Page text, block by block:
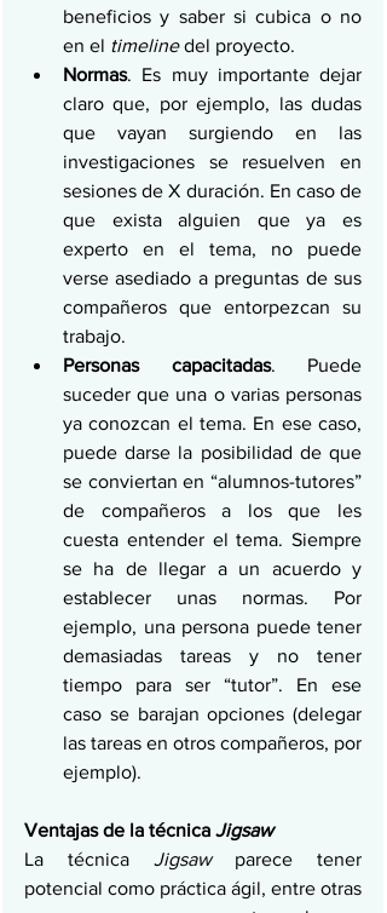
beneficios y saber si cubica o no
en el timeline del proyecto.
Normas. Es muy importante dejar
claro que, por ejemplo, las dudas
que vayan surgiendo en las
investigaciones se resuelven en
sesiones de X duración. En caso de
que exista alguien que ya es
experto en el tema, no puede
verse asediado a preguntas de sus
compañeros que entorpezcan su
trabajo.
Personas capacitadas. Puede
suceder que una o varias personas
ya conozcan el tema. En ese caso,
puede darse la posibilidad de que
se conviertan en “alumnos-tutores”
de compañeros a los que les
cuesta entender el tema. Siempre
se ha de llegar a un acuerdo y
establecer unas normas. Por
ejemplo, una persona puede tener
demasiadas tareas y no tener
tiempo para ser “tutor”. En ese
caso se barajan opciones (delegar
las tareas en otros compañeros, por
ejemplo).
Ventajas de la técnica Jigsaw
La técnica Jigsaw parece tener
potencial como práctica ágil, entre otras